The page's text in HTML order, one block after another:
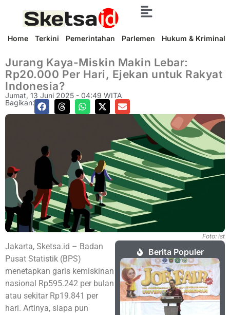
Home Terkini Pemerintahan Parlemen Hukum & Kriminal
Jurang Kaya-Miskin Makin Lebar:
Rp20.000 Per Hari, Ejekan untuk Rakyat
Indonesia?
Jumat, 13 Juni 2025 - 04:49 WITA
Bagikan:
Foto: ist
Jakarta, Sketsa.id – Badan
Pusat Statistik (BPS)
menetapkan garis kemiskinan
nasional Rp595.242 per bulan
atau sekitar Rp19.841 per
hari. Artinya, siapa pun
Berita Populer